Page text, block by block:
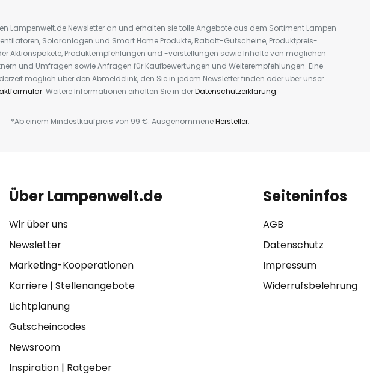
Lampenwelt.de Newsletter an und erhalten sie tolle Angebote aus dem Sortiment Lampen
Solaranlagen und Smart Home Produkte, Rabatt-Gutscheine, Produktpreis-
Aktionspakete, Produktempfehlungen und -vorstellungen sowie Inhalte von möglichen
und Umfragen sowie Anfragen für Kaufbewertungen und Weiterempfehlungen. Eine
möglich über den Abmeldelink, den Sie in jedem Newsletter finden oder über unser
. Weitere Informationen erhalten Sie in derDatenschutzerklärung.
*Ab einem Mindestkaufpreis von 99 €. AusgenommeneHersteller.
Über Lampenwelt.de
Wir über uns
Newsletter
Marketing-Kooperationen
Karriere| Stellenangebote
Lichtplanung
Gutscheincodes
Newsroom
Inspiration| Ratgeber
Seiteninfos
AGB
Datenschutz
Impressum
Widerrufsbelehrung